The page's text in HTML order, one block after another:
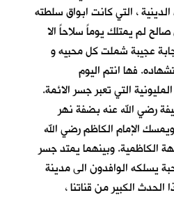
الدينية ، التي كانت ابواق سلطته
لم يمتلك يوماً سلاحاً الا
عجيبة شملت كل محبيه و
فها انتم اليوم
التي تعبر جسر الائمة.
رضي الله عنه بضفة نهر
الإمام الكاظم رضي الله
الكاظمية. وبينهما يمتد جسر
يسلكه الوافدون الى مدينة
الكبير من قناتنا ،